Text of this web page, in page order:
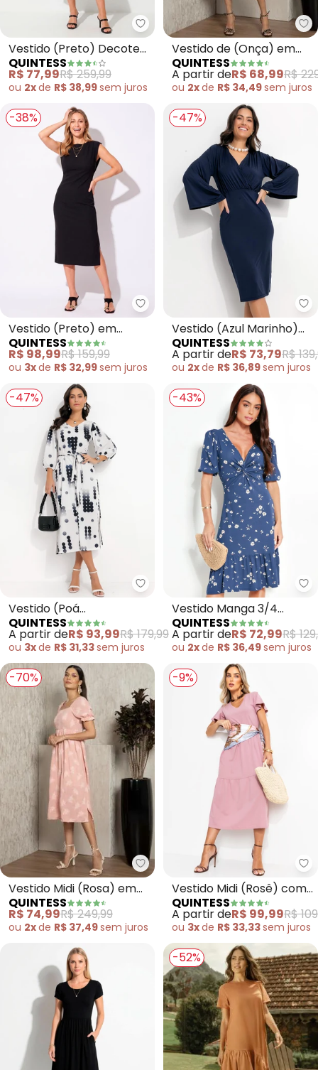
Quintess - Vestido (Preto)
Vestido (Preto) Decote
Quadrado e Fenda
QUINTESS
R$ 77,99R$ 259,99
ou 2xde R$ 38,99sem juros
Vestido de (Onça) em
Tule com Mangas
Amplas
QUINTESS
A partir deR$ 68,99R$
ou 2xde R$ 34,49sem juros
-38%
Quintess - Vestido (Preto) em
Vestido (Preto) em
Malha Ponto Roma
Sarjado
QUINTESS
R$ 98,99R$ 159,99
ou 3xde R$ 32,99sem juros
-47%
Vestido (Azul Marinho)
em Malha Fria
QUINTESS
A partir deR$ 73,79R$
ou 2xde R$ 36,89sem juros
-47%
Quintess - Vestido (Poá
Vestido (Poá
Desconstruído) em
Malha Fria
QUINTESS
A partir deR$ 93,99R$ 179,99
ou 3xde R$ 31,33sem juros
-43%
Vestido Manga 3/4
(Margaridas Azul)
QUINTESS
A partir deR$ 72,99R$
ou 2xde R$ 36,49sem juros
-70%
Quintess - Vestido Midi (Rosa)
Vestido Midi (Rosa) em
Tecido Plano Jacquard
QUINTESS
R$ 74,99R$ 249,99
ou 2xde R$ 37,49sem juros
-9%
Vestido Midi (Rosê) com
Babados e Mangas
Amplas
QUINTESS
A partir deR$ 99,99R$
ou 3xde R$ 33,33sem juros
-52%